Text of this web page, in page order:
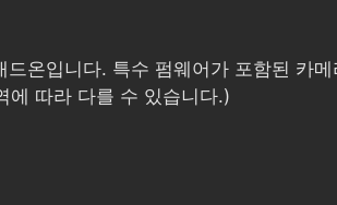
드온입니다. 특수 펌웨어가 포함된 카메
에 따라 다를 수 있습니다.)